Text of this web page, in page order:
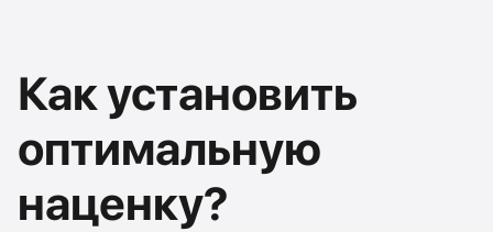
Как установить
оптимальную
наценку?